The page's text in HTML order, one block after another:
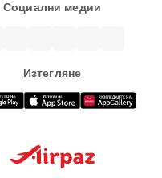
Социални медии
Изтегляне